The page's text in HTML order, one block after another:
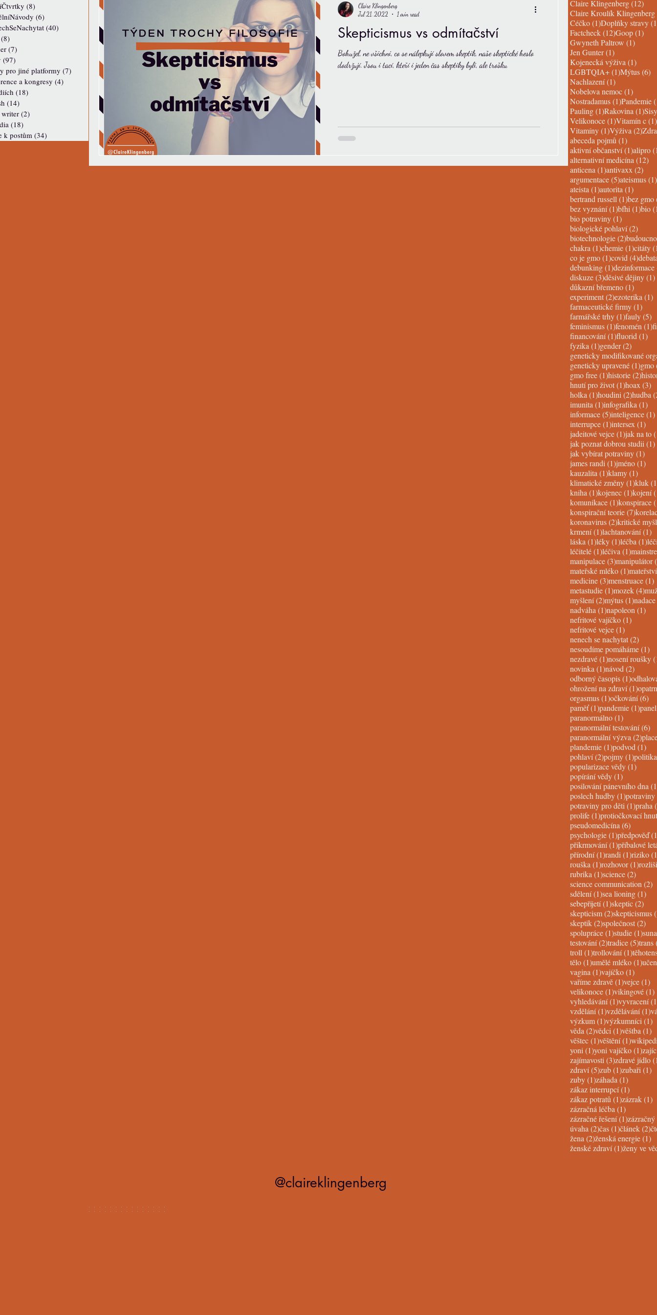
(8)
(6)
(40)
(8)
(7)
(97)
pro jiné platformy (7)
a kongresy (4)
(18)
(14)
writer (2)
(18)
k postům (34)
Skepticismus vs odmítačství
Bohužel, ne všichni, co se nálepkují slovem skeptik, naše skeptické heslo
dodržují. Jsou i tací, kteří i jeden čas skeptiky byli, ale trošku
Claire Klingenberg
Jul 21, 2022
1 min read
Claire Klingenberg(12)12
Claire Kroulík Klingenberg
Céčko(1)1 post
Doplňky stravy
Factcheck(12)12 posts
Goop(1)1
Gwyneth Paltrow (1)1 post
Jen Gunter(1)1 post
Kojenecká výživa (1)1 post
LGBTQIA+(1)1 post
Mýtus(6)6
Nachlazení(1)1 post
Nobelova nemoc(1)1 post
Nostradamus(1)1 post
Pandemie
Pauling(1)1 post
Rakovina (1)1
Velikonoce(1)1 post
Vitamín c(1)
Vitamíny(1)1 post
Výživa (2)2
abeceda pojmů (1)1 post
aktivní občanství(1)1 post
alipro
alternativní medicína (12)
anticena (1)1 post
antivaxx (2)2
argumentace(5)5 posts
ateismus(1)
ateista (1)1 post
autorita (1)1 post
bertrand russell (1)1 post
bez gmo
bez vyznání(1)1 post
bfhi (1)1
bio
bio potraviny(1)1 post
biologické pohlaví(2)2
biotechnologie(2)2 posts
chakra (1)1 post
chemie(1)1 post
citáty
co je gmo(1)1 post
covid (4)4
debunking(1)1 post
dezinformace
diskuze(3)3 posts
děsivé dějiny(1)
důkazní břemeno(1)1 post
experiment(2)2 posts
ezoterika (1)
farmaceutické firmy(1)1
farmářské trhy(1)1 post
fauly(5)5
feminismus(1)1 post
fenomén (1)
financování(1)1 post
fluorid (1)1
fyzika (1)1 post
gender(2)2 posts
geneticky upravené(1)1gmo
gmo free(1)1 post
historie(2)2
hnutí pro život(1)1 post
hoax (3)3
holka (1)1 post
houdini (2)2 posts
hudba
imunita (1)1 post
infografika (1)1
informace(5)5 posts
inteligence(1)
interrupce(1)1 post
intersex (1)1
jadeitové vejce(1)1 post
jak na to
jak poznat dobrou studii (1)
jak vybírat potraviny(1)1
james randi (1)1 post
jméno(1)1
kauzalita (1)1 post
klamy(1)1 post
klimatické změny(1)1 post
kluk
kniha (1)1 post
kojenec(1)1 post
kojení
komunikace(1)1 post
konspirace
konspirační teorie(7)7 posts
koronavirus(2)2 posts
kritické
krmení(1)1 post
lachtanování(1)1
láska (1)1 post
léky(1)1 post
léčba (1)1
léčitelé(1)1 post
léčiva (1)1 post
manipulace(3)3 posts
manipulátor
mateřské mléko(1)1 post
mateřství
medicine(3)3 posts
menstruace(1)
metastudie(1)1 post
mozek(4)4
myšlení(2)2 posts
mýtus(1)1 post
nadace
nadváha (1)1 post
napoleon (1)1
nefritové vajíčko(1)1 post
nefritové vejce(1)1 post
nenech se nachytat(2)2
nesoudíme pomáháme(1)1
nezdravé(1)1 post
nosení roušky
novinka (1)1 post
návod (2)2 posts
odborný časopis(1)1 post
ohrožení na zdraví(1)1 post
orgasmus(1)1 post
očkování(6)6
paměť(1)1 post
pandemie(1)1
panel
paranormálno(1)1 post
paranormální testování(6)6
paranormální výzva (2)2
plandemie(1)1 post
podvod (1)1
pohlaví(2)2 posts
pojmy(1)1 post
politika
popularizace vědy(1)1 post
popírání vědy(1)1 post
posilování pánevního dna
poslech hudby(1)1 post
potraviny
potraviny pro děti (1)1 post
praha
prolife(1)1 post
protiočkovací
pseudomedicína (6)6 posts
psychologie(1)1 post
předpověď
přikrmování(1)1 post
příbalové
přírodní(1)1 post
randi (1)1 post
riziko
rouška (1)1 post
rozhovor(1)1 post
rubrika (1)1 post
science(2)2 posts
science communication (2)
sdělení(1)1 post
sea lioning(1)1
sebepřijetí(1)1 post
skeptic(2)2
skepticism(2)2 posts
skepticismus
skeptik(2)2 posts
společnost(2)2
spolupráce(1)1 post
studie(1)1
testování(2)2 posts
tradice(5)5
trans
troll (1)1 post
trollování(1)1 post
tělo(1)1 post
umělé mléko(1)1
vagina (1)1 post
vajíčko(1)1 post
vaříme zdravě(1)1 post
vejce(1)1
velikonoce(1)1 post
vikingové(1)
vyhledávání(1)1 post
vyvracení
vzdělání(1)1 post
vzdělávání(1)1
výzkum(1)1 post
výzkumníci (1)
věda (2)2 posts
vědci (1)1 post
věštba (1)1
věštec(1)1 post
věštění(1)1 post
yoni (1)1 post
yoni vajíčko(1)1
zajíc
zajímavosti (3)3 posts
zdravé jídlo
zdraví(5)5 posts
zub(1)1 post
zubaři (1)1
zuby(1)1 post
záhada (1)1 post
zákaz interrupcí(1)1 post
zákaz potratů (1)1 post
zázrak(1)
zázračná léčba (1)1 post
zázračné řešení(1)1 post
úvaha (2)2 posts
čas(1)1 post
článek(2)2
žena (2)2 posts
ženská energie(1)1
ženské zdraví(1)1 post
ženy ve
@claireklingenberg